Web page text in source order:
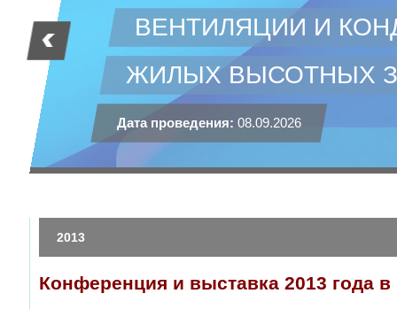
ВЕНТИЛЯЦИИ И
ЖИЛЫХ ВЫСОТНЫХ
Дата проведения: 08.09.2026
2013
Конференция и выставка 2013 года